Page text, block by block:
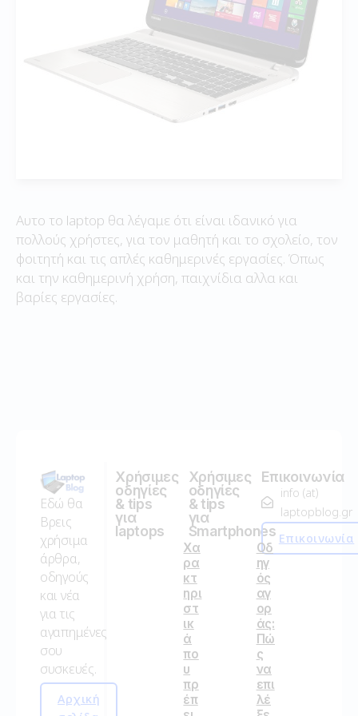
Αυτο το laptop θα λέγαμε ότι είναι ιδανικό για
πολλούς χρήστες, για τον μαθητή και το σχολείο, τον
φοιτητή και τις απλές καθημερινές εργασίες. Όπως
και την καθημερινή χρήση, παιχνίδια αλλα και
βαρίες εργασίες.
Εδώ θα
Βρεις
χρήσιμα
άρθρα,
οδηγούς
και νέα
για τις
αγαπημένες
σου
συσκευές.
Αρχική
Χρήσιμες
οδηγίες
& tips
για
laptops
Χα
ρα
κτ
ηρι
στ
ικ
ά
πο
υ
πρ
έπ
Χρήσιμες
οδηγίες
& tips
για
Smartphones
Οδ
ηγ
ός
αγ
ορ
άς:
Πώ
ς
να
επι
λέ
Επικοινωνία
info (at)
laptopblog.gr
Επικοινωνία